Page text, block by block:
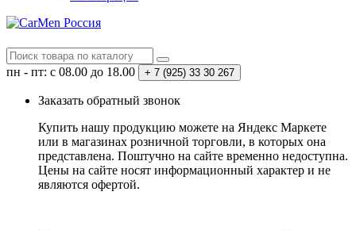
пн - пт: с 08.00 до 18.00 + 7 (925) 33 30 267
Заказать обратный звонок
Купить нашу продукцию можете на Яндекс Маркете
или в магазинах розничной торговли, в которых она
представлена. Поштучно на сайте временно недоступна.
Цены на сайте носят информационный характер и не
являются офертой.